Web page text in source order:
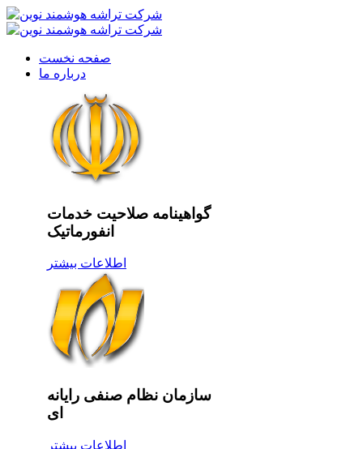
صفحه نخست
درباره ما
گواهینامه صلاحیت خدمات
انفورماتیک
اطلاعات بیشتر
سازمان نظام صنفی رایانه
ای
اطلاعات بیشتر